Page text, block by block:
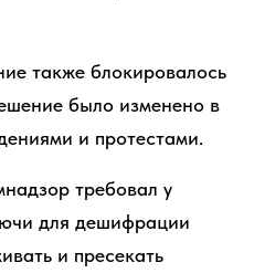
также блокировалось
было изменено в
и протестами.
требовал у
для дешифрации
и пресекать